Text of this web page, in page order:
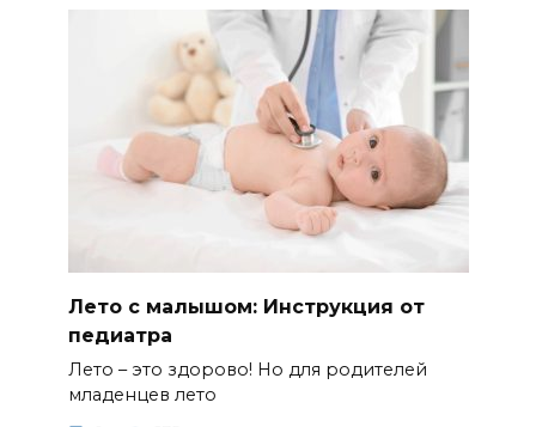
Лето с малышом: Инструкция от
педиатра
Лето – это здорово! Но для родителей
младенцев лето